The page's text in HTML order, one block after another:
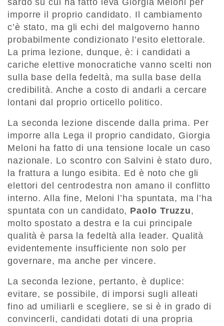
sardo su cui ha fatto leva Giorgia Meloni per
imporre il proprio candidato. Il cambiamento
c’è stato, ma gli echi del malgoverno hanno
probabilmente condizionato l’esito elettorale.
La prima lezione, dunque, è: i candidati a
cariche elettive monocratiche vanno scelti non
sulla base della fedeltà, ma sulla base della
credibilità. Anche a costo di andarli a cercare
lontani dal proprio orticello politico.
La seconda lezione discende dalla prima. Per
imporre alla Lega il proprio candidato, Giorgia
Meloni ha fatto di una tensione locale un caso
nazionale. Lo scontro con Salvini è stato duro,
la frattura a lungo esibita. Ed è noto che gli
elettori del centrodestra non amano il conflitto
interno. Alla fine, Meloni l’ha spuntata, ma l’ha
spuntata con un candidato, Paolo Truzzu,
molto spostato a destra e la cui principale
qualità è parsa la fedeltà alla leader. Qualità
evidentemente insufficiente non solo per
governare, ma anche per vincere.
La seconda lezione, pertanto, è duplice:
evitare, se possibile, di imporsi sugli alleati
fino ad umiliarli e scegliere, se si è in grado di
convincerli, candidati dotati di una propria